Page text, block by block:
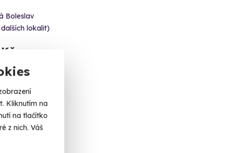
Kliknutím na
na tlačítko
z nich. Váš
Boleslav
lokalit)